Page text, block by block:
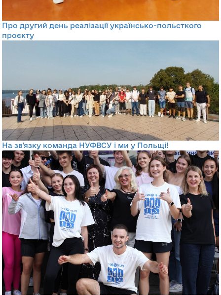
Про другий день реалізації українсько-польсткого
проєкту
На зв'язку команда НУФВСУ і ми у Польщі!